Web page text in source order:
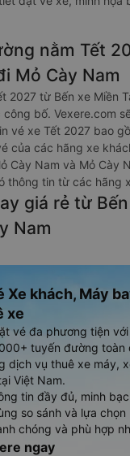
nằm Tết
Mỏ Cày Nam
2027 từ Bến xe Miền
bố. Vexere.com
vé xe Tết 2027 bao
của các hãng xe
Cày Nam và Mỏ Cày
thông tin từ các hãng
giá rẻ từ
Nam
Xe khách, Máy
xe
vé đa phương tiện
tuyến đường toàn
dịch vụ thuê xe máy,
Việt Nam.
tin đầy đủ, minh
so sánh và lựa
chóng và phù hợp
ngay